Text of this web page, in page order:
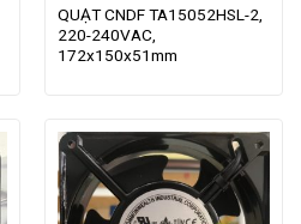
QUẠT CNDF TA15052HSL-2,
220-240VAC,
172x150x51mm